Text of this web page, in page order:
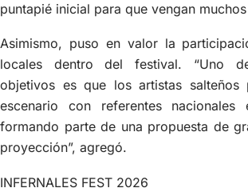
puntapié inicial para que vengan muchos
Asimismo, puso en valor la
locales dentro del festival. “Uno
objetivos es que los artistas salteños
escenario con referentes nacionales
formando parte de una propuesta de
proyección”, agregó.
INFERNALES FEST 2026